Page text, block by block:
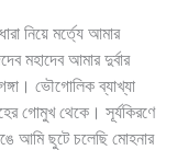
নিয়ে মর্ত্যে আমার
মহাদেব আমার দুর্বার
ভৌগোলিক ব্যাখ্যা
গোমুখ থেকে। সূর্যকিরণে
আমি ছুটে চলেছি মোহনার